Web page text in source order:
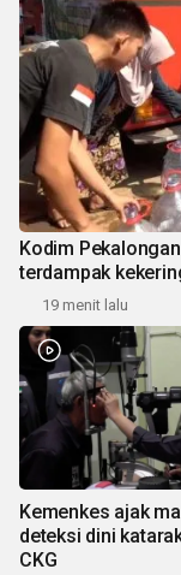
Kodim
terdampak
19 menit lalu
Kemenkes ajak
deteksi dini
CKG